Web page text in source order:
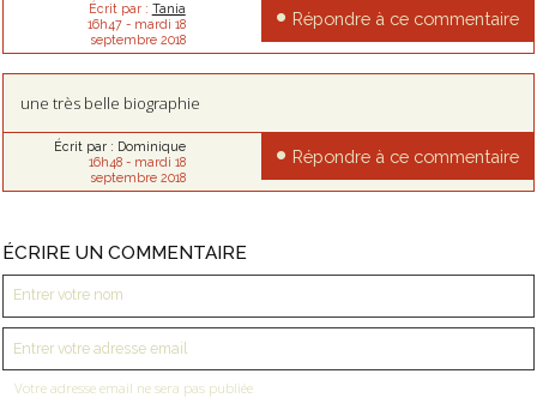
Écrit par : Tania
16h47- mardi 18
septembre 2018
Répondre à ce commentaire
une très belle biographie
Écrit par : Dominique
16h48- mardi 18
septembre 2018
Répondre à ce commentaire
ÉCRIRE UN COMMENTAIRE
Votre adresse email ne sera pas publiée